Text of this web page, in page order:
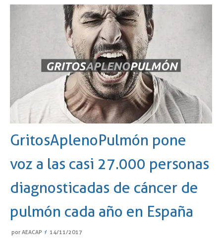
GritosAplenoPulmón pone
voz a las casi 27.000 personas
diagnosticadas de cáncer de
pulmón cada año en España
por AEACAP 14/11/2017